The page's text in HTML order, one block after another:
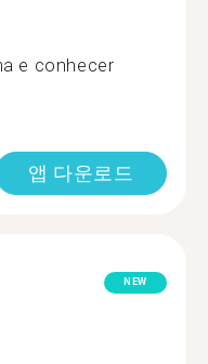
e conhecer
앱 다운로드
NEW